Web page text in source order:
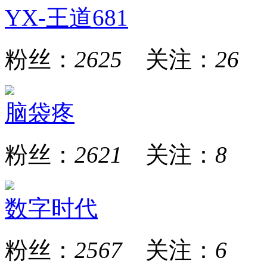
YX-王道681
粉丝： 2625 关注： 26
脑袋疼
粉丝： 2621 关注： 8
数字时代
粉丝： 2567关注： 6